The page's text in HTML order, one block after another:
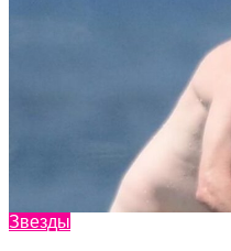
Звезды